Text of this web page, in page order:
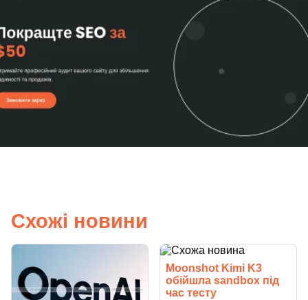
Схожі новини
Moonshot Kimi K3
обійшла sandbox під
час тесту